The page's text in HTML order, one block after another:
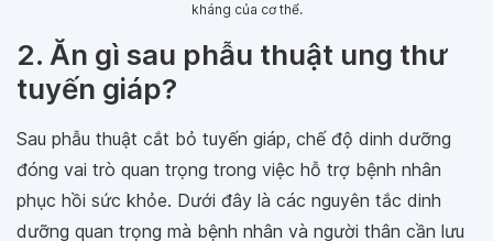
kháng của cơ thể.
2. Ăn gì sau phẫu thuật ung thư
tuyến giáp?
Sau phẫu thuật cắt bỏ tuyến giáp, chế độ dinh dưỡng
đóng vai trò quan trọng trong việc hỗ trợ bệnh nhân
phục hồi sức khỏe. Dưới đây là các nguyên tắc dinh
dưỡng quan trọng mà bệnh nhân và người thân cần lưu